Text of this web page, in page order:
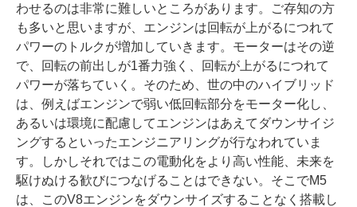
わせるのは非常に難しいところがあります。ご存知の方
も多いと思いますが、エンジンは回転が上がるにつれて
パワーのトルクが増加していきます。モーターはその逆
で、回転の前出しが1番力強く、回転が上がるにつれて
パワーが落ちていく。そのため、世の中のハイブリッド
は、例えばエンジンで弱い低回転部分をモーター化し、
あるいは環境に配慮してエンジンはあえてダウンサイジ
ングするといったエンジニアリングが行なわれていま
す。しかしそれではこの電動化をより高い性能、未来を
駆けぬける歓びにつなげることはできない。そこでM5
は、このV8エンジンをダウンサイズすることなく搭載し